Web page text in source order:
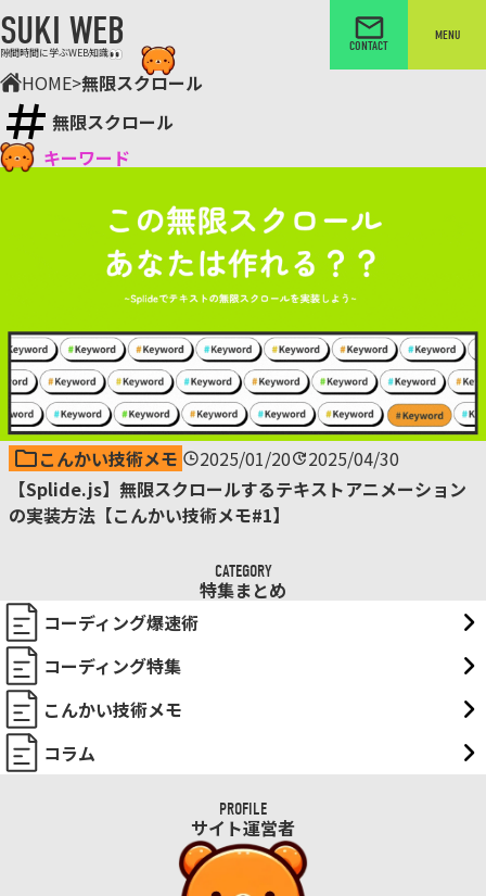
SUKI WEB
隙間時間に学ぶWEB知識 CONTACT
MENU
HOME>無限スクロール
無限スクロール
キーワード
こんかい技術メモ 2025/01/20
2025/04/30
【Splide.js】無限スクロールするテキストアニメーション
の実装方法【こんかい技術メモ#1】
CATEGORY
特集まとめ
コーディング爆速術
コーディング特集
こんかい技術メモ
コラム
PROFILE
サイト運営者